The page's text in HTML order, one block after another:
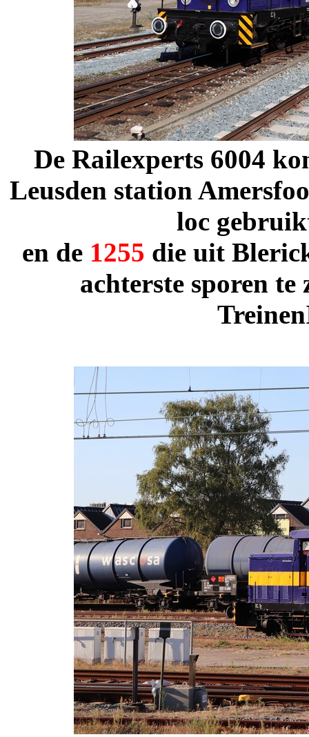
De Railexperts 6004
Leusden station
loc
en de 1255 die uit
achterste sporen te